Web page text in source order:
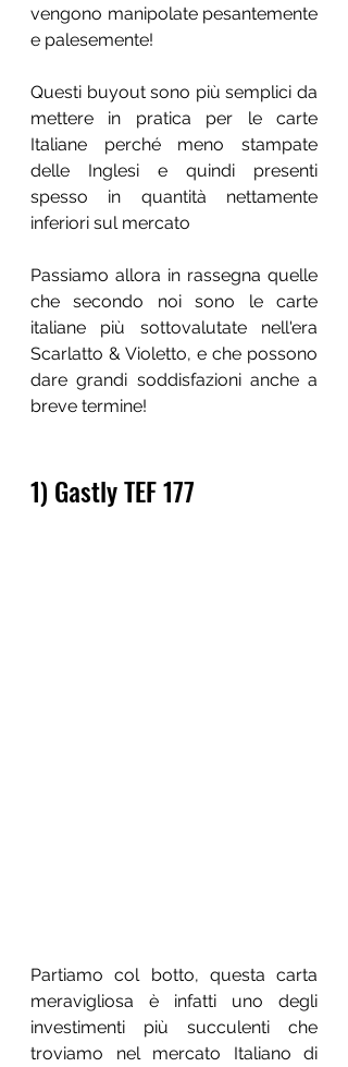
vengono manipolate pesantemente
e palesemente!
Questi buyout sono più semplici da
mettere in pratica per le carte
Italiane perché meno stampate
delle Inglesi e quindi presenti
spesso in quantità nettamente
inferiori sul mercato
Passiamo allora in rassegna quelle
che secondo noi sono le carte
italiane più sottovalutate nell'era
Scarlatto & Violetto, e che possono
dare grandi soddisfazioni anche a
breve termine!
1) Gastly TEF 177
Partiamo col botto, questa carta
meravigliosa è infatti uno degli
investimenti più succulenti che
troviamo nel mercato Italiano di